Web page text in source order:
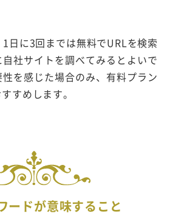
日に3回までは無料でURLを検索
社サイトを調べてみるとよいで
を感じた場合のみ、有料プラン
すめします。
ードが意味すること